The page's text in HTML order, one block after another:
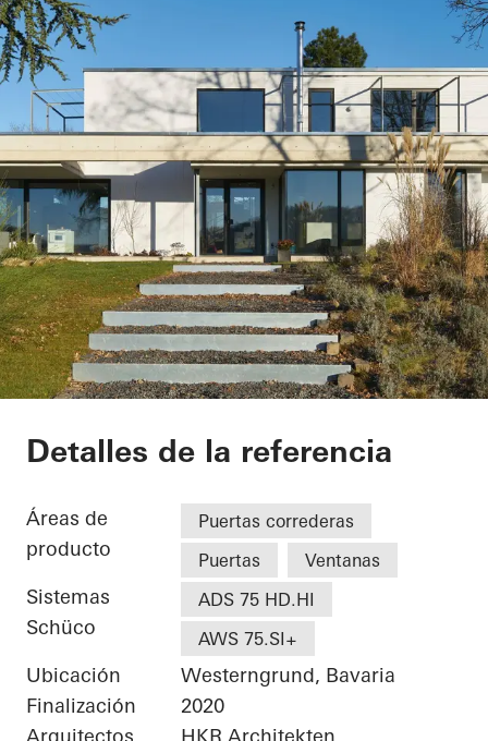
Private Home
Detalles de la referencia
Áreas de
producto
Puertas correderas
Puertas
Ventanas
Sistemas
Schüco
ADS 75 HD.HI
AWS 75.SI+
Ubicación
Westerngrund, Bavaria
Finalización
2020